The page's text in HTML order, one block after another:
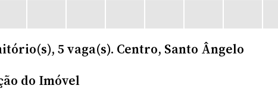
5 vaga(s). Centro, Santo Ângelo
do Imóvel